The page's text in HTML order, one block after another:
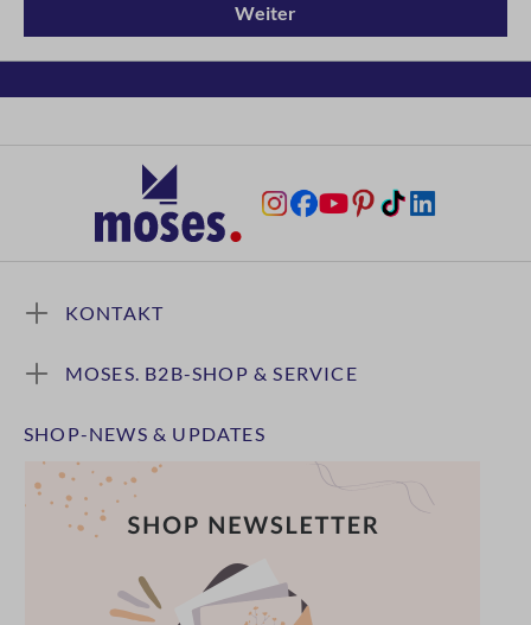
Weiter
MOSES. B2B-SHOP & SERVICE
SHOP-NEWS & UPDATES
KONTAKT